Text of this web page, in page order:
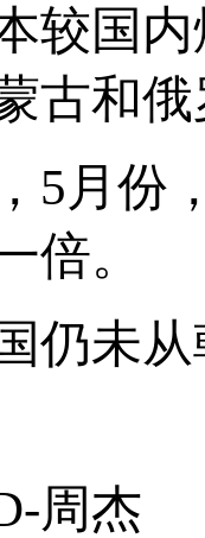
较国
古和
份，
倍。
未从
周杰